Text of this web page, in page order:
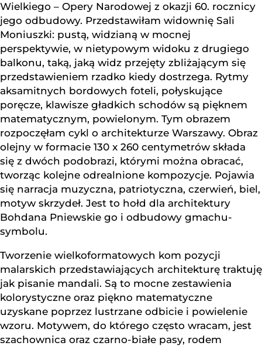
Wielkiego – Opery Narodowej z okazji 60. rocznicy
jego odbudowy. Przedstawiłam widownię Sali
Moniuszki: pustą, widzianą w mocnej
perspektywie, w nietypowym widoku z drugiego
balkonu, taką, jaką widz przejęty zbliżającym się
przedstawieniem rzadko kiedy dostrzega. Rytmy
aksamitnych bordowych foteli, połyskujące
poręcze, klawisze gładkich schodów są pięknem
matematycznym, powielonym. Tym obrazem
rozpoczęłam cykl o architekturze Warszawy. Obraz
olejny w formacie 130 x 260 centymetrów składa
się z dwóch podobrazi, którymi można obracać,
tworząc kolejne odrealnione kompozycje. Pojawia
się narracja muzyczna, patriotyczna, czerwień, biel,
motyw skrzydeł. Jest to hołd dla architektury
Bohdana Pniewskie go i odbudowy gmachu-
symbolu.
Tworzenie wielkoformatowych kom pozycji
malarskich przedstawiających architekturę traktuję
jak pisanie mandali. Są to mocne zestawienia
kolorystyczne oraz piękno matematyczne
uzyskane poprzez lustrzane odbicie i powielenie
wzoru. Motywem, do którego często wracam, jest
szachownica oraz czarno-białe pasy, rodem